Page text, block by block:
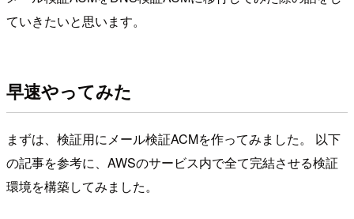
ていきたいと思います。
早速やってみた
まずは、検証用にメール検証ACMを作ってみました。 以下
の記事を参考に、AWSのサービス内で全て完結させる検証
環境を構築してみました。